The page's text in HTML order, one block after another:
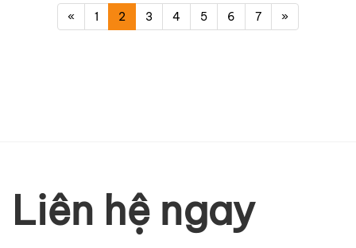
« 1 2 3 4 5 6 7 »
Liên hệ ngay